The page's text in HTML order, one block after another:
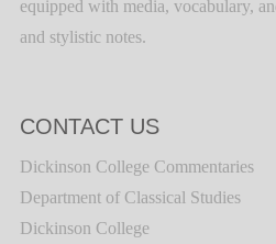
equipped with media, vocabulary,
and stylistic notes.
CONTACT US
Dickinson College Commentaries
Department of Classical Studies
Dickinson College